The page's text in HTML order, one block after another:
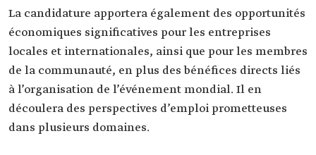
La candidature apportera également des opportunités
économiques significatives pour les entreprises
locales et internationales, ainsi que pour les membres
de la communauté, en plus des bénéfices directs liés
à l’organisation de l’événement mondial. Il en
découlera des perspectives d’emploi prometteuses
dans plusieurs domaines.